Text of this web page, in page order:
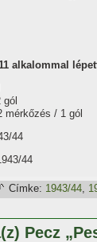
alkalommal
mérkőzés / 1 gól
44
44
Címke: 1943/44,
Pecz